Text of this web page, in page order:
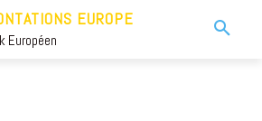
EUROPE
Européen